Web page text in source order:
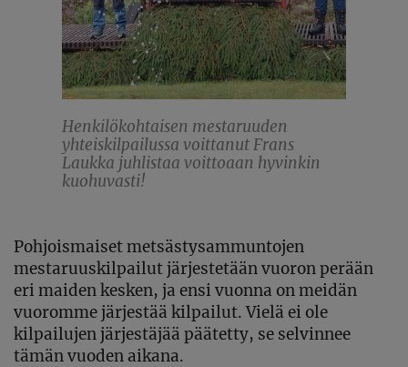
Henkilökohtaisen mestaruuden
yhteiskilpailussa voittanut Frans
Laukka juhlistaa voittoaan hyvinkin
kuohuvasti!
Pohjoismaiset metsästysammuntojen
mestaruuskilpailut järjestetään vuoron perään
eri maiden kesken, ja ensi vuonna on meidän
vuoromme järjestää kilpailut. Vielä ei ole
kilpailujen järjestäjää päätetty, se selvinnee
tämän vuoden aikana.